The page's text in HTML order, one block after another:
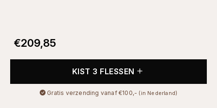
€209,85
KIST 3 FLESSEN
Gratis verzending vanaf €100,- (in Nederland)